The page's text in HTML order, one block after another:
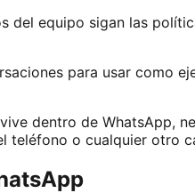
del equipo sigan las
para usar como
dentro de WhatsApp,
teléfono o cualquier otro